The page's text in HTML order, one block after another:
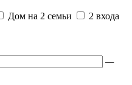
Дом на 2 семьи
2 входа
—